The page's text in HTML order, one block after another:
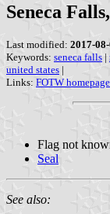
Seneca
Last modified: 2017-
Keywords: seneca falls |
united states |
Links: FOTW homepage
Flag not
Seal
See also: